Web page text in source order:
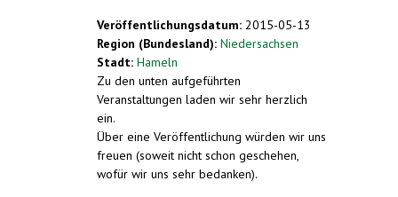
Veröffentlichungsdatum: 2015-05-13
Region (Bundesland): Niedersachsen
Stadt: Hameln
Zu den unten aufgeführten
Veranstaltungen laden wir sehr herzlich
ein.
Über eine Veröffentlichung würden wir uns
freuen (soweit nicht schon geschehen,
wofür wir uns sehr bedanken).